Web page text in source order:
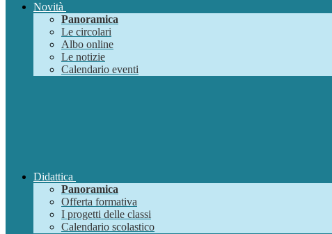
Novità
Panoramica
Le circolari
Albo online
Le notizie
Calendario eventi
Didattica
Panoramica
Offerta formativa
I progetti delle classi
Calendario scolastico